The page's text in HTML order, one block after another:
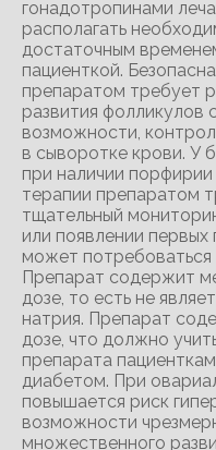
гонадотропинами
располагать
достаточным
пациенткой.
препаратом требует
развития
возможности,
в сыворотке крови. У
при наличии
терапии препаратом
тщательный
или появлении первых
может
Препарат содержит
дозе, то есть не
натрия. Препарат
дозе, что должно
препарата
диабетом. При
повышается риск
возможности
множественного